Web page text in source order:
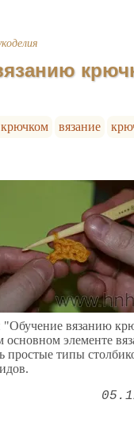
вязание
"Обучение вязанию
основном элементе
простые типы